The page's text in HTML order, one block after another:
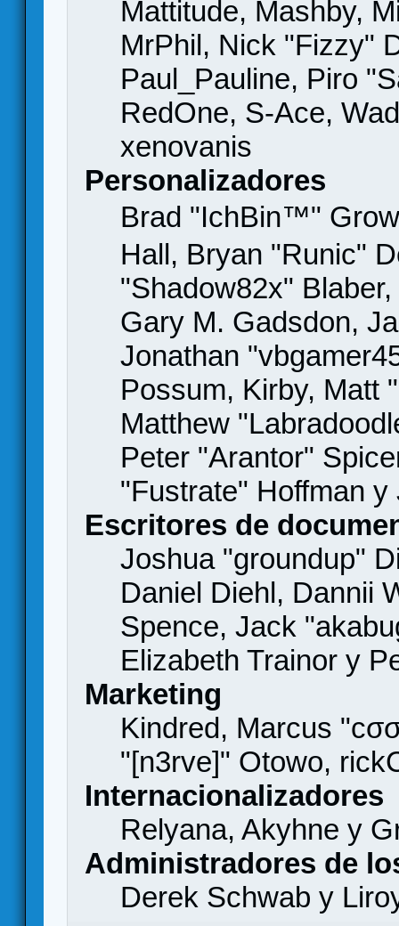
Mattitude, Mashby,
MrPhil, Nick "Fizzy"
Paul_Pauline, Piro
RedOne, S-Ace,
xenovanis
Personalizadores
Brad "IchBin™"
Hall, Bryan "Runic"
"Shadow82x"
Gary M. Gadsdon,
Jonathan
Possum, Kirby, Matt
Matthew
Peter "Arantor"
"Fustrate" Hoffman
Escritores de
Joshua "groundup"
Daniel Diehl, Dannii
Spence, Jack
Elizabeth Trainor y
Marketing
Kindred, Marcus
"[n3rve]" Otowo,
Internacionalizadores
Relyana, Akyhne y
Administradores de
Derek Schwab y